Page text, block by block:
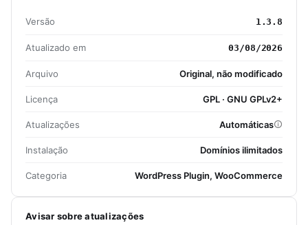
Versão 1.3.8
Atualizado em 03/08/2026
Arquivo Original, não modificado
Licença GPL · GNU GPLv2+
Atualizações Automáticas
Instalação Domínios ilimitados
Categoria WordPress Plugin, WooCommerce
Avisar sobre atualizações